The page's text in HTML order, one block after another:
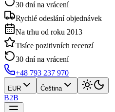
30 dní na vrácení
Rychlé odeslání objednávek
Na trhu od roku 2013
Tisíce pozitivních recenzí
30 dní na vrácení
+48 793 237 970
EUR Čeština
B2B